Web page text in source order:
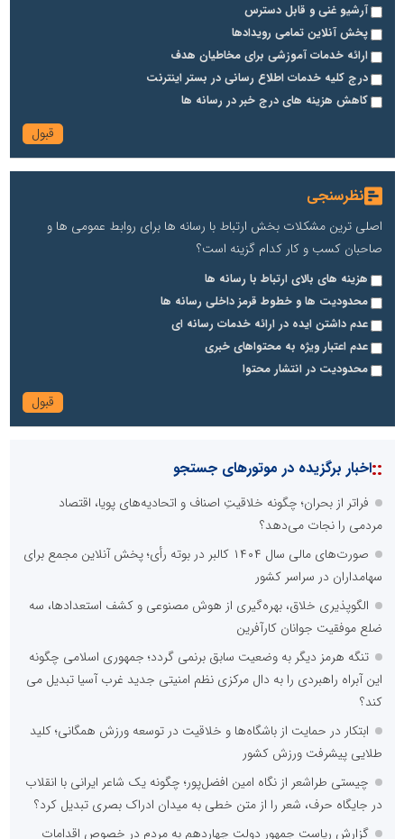
آرشیو غنی و قابل دسترس
پخش آنلاین تمامی رویدادها
ارائه خدمات آموزشی برای مخاطیان هدف
درج کلیه خدمات اطلاع رسانی در بستر اینترنت
کاهش هزینه های درج خبر در رسانه ها
نظرسنجی
اصلی ترین مشکلات بخش ارتباط با رسانه ها برای روابط عمومی ها و
صاحبان کسب و کار کدام گزینه است؟
هزینه های بالای ارتباط با رسانه ها
محدودیت ها و خطوط قرمز داخلی رسانه ها
عدم داشتن ایده در ارائه خدمات رسانه ای
عدم اعتبار ویژه به محتواهای خبری
محدودیت در انتشار محتوا
::اخبار برگزیده در موتورهای جستجو
فراتر از بحران؛ چگونه خلاقیتِ اصناف و اتحادیه‌های پویا، اقتصاد
مردمی را نجات می‌دهد؟
صورت‌های مالی سال ۱۴۰۴ کالبر در بوته رأی؛ پخش آنلاین مجمع برای
سهامداران در سراسر کشور
الگوپذیری خلاق، بهره‌گیری از هوش مصنوعی و کشف استعدادها، سه
ضلع موفقیت جوانان کارآفرین
تنگه هرمز دیگر به وضعیت سابق برنمی گردد؛ جمهوری اسلامی چگونه
این آبراه راهبردی را به دال مرکزی نظم امنیتی جدید غرب آسیا تبدیل می
کند؟
ابتکار در حمایت از باشگاه‌ها و خلاقیت در توسعه ورزش همگانی؛ کلید
طلایی پیشرفت ورزش کشور
چیستی طراشعر از نگاه امین افضل‌پور؛ چگونه یک شاعر ایرانی با انقلاب
در جایگاه حرف، شعر را از متن خطی به میدان ادراک بصری تبدیل کرد؟
گزارش ریاست جمهور دولت چهاردهم به مردم در خصوص اقدامات